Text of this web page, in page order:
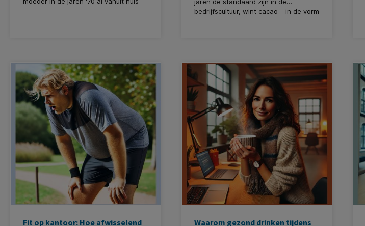
een jochie van zeven of acht, hielp
soms mee – niet omdat het moest,
maar omdat ik het fascinerend vond.
Een primitieve vorm van assemblage,
vanaf de keukentafel. Dit persoonlijke
beeld toont aan dat het concept van
werk dat buiten de traditionele
bedrijfsmuren plaatsvindt, helemaal
niet zo nieuw is. Wat wel nieuw is, zijn
de mogelijkheden en de technologie
die het thuiswerken van vandaag de
dag zo anders maken.
bedrijfscultuur, wint cacao – in de vorm
bijdragen aan het comfort en de
prestaties van medewerkers. Daarom
bieden we een breed scala aan
producten aan die perfect aansluiten
bij de behoefte aan een heerlijke
cacaobeleving op de werkvloer.
Fit op kantoor: Hoe afwisselend
Waarom gezond drinken tijdens